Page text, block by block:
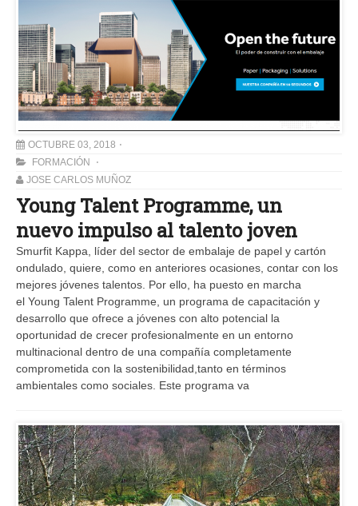
OCTUBRE 03, 2018
FORMACIÓN
JOSE CARLOS MUÑOZ
Young Talent Programme, un
nuevo impulso al talento joven
Smurfit Kappa, líder del sector de embalaje de papel y cartón
ondulado, quiere, como en anteriores ocasiones, contar con los
mejores jóvenes talentos. Por ello, ha puesto en marcha
el Young Talent Programme, un programa de capacitación y
desarrollo que ofrece a jóvenes con alto potencial la
oportunidad de crecer profesionalmente en un entorno
multinacional dentro de una compañía completamente
comprometida con la sostenibilidad,tanto en términos
ambientales como sociales. Este programa va